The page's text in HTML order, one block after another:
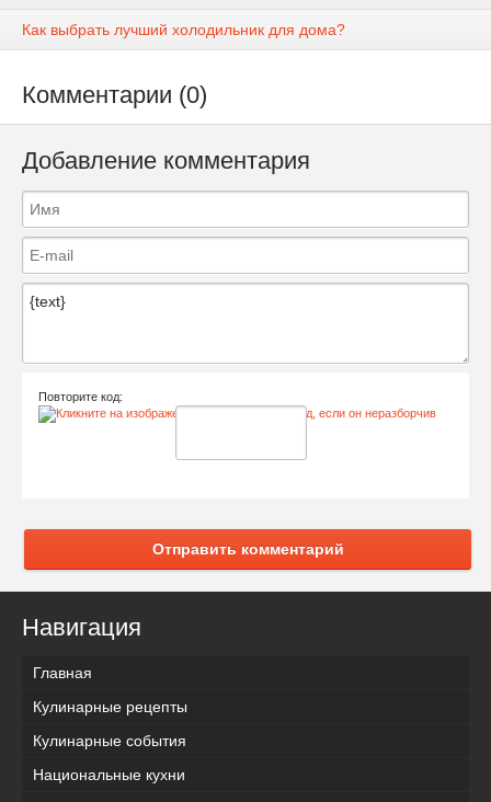
Как выбрать лучший холодильник для дома?
Комментарии (0)
Добавление комментария
Повторите код:
Отправить комментарий
Навигация
Главная
Кулинарные рецепты
Кулинарные события
Национальные кухни